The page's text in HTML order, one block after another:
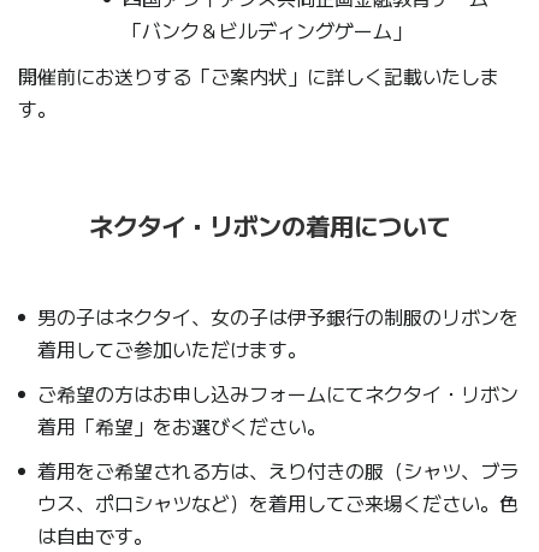
「バンク＆ビルディングゲーム」
開催前にお送りする「ご案内状」に詳しく記載いたしま
す。
ネクタイ・リボンの着用について
男の子はネクタイ、女の子は伊予銀行の制服のリボンを
着用してご参加いただけます。
ご希望の方はお申し込みフォームにてネクタイ・リボン
着用「希望」をお選びください。
着用をご希望される方は、えり付きの服（シャツ、ブラ
ウス、ポロシャツなど）を着用してご来場ください。色
は自由です。